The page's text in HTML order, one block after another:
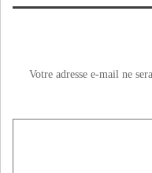
Votre adresse e-mail ne